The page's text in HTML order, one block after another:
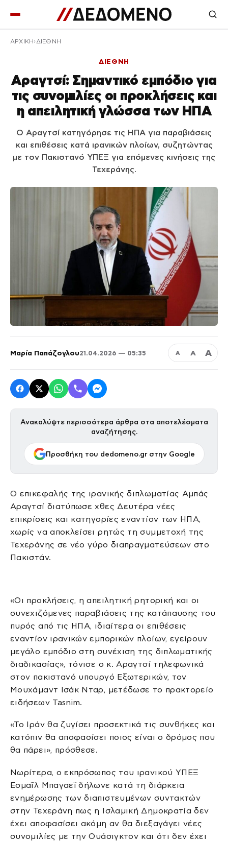
ΑΡΧΙΚΉ ΔΙΕΘΝΗ
ΔΙΕΘΝΗ
Αραγτσί: Σημαντικό εμπόδιο για
τις συνομιλίες οι προκλήσεις και
η απειλητική γλώσσα των ΗΠΑ
Ο Αραγτσί κατηγόρησε τις ΗΠΑ για παραβιάσεις
και επιθέσεις κατά ιρανικών πλοίων, συζητώντας
με τον Πακιστανό ΥΠΕΞ για επόμενες κινήσεις της
Τεχεράνης.
Μαρία Παπάζογλου21.04.2026 — 05:35 Α Α Α
Ανακαλύψτε περισσότερα άρθρα στα αποτελέσματα
αναζήτησης.
Προσθήκη του dedomeno.gr στην Google
Ο επικεφαλής της ιρανικής διπλωματίας Αμπάς
Αραγτσί διατύπωσε χθες Δευτέρα νέες
επικρίσεις και κατηγορίες εναντίον των ΗΠΑ,
χωρίς να αποκλείσει ρητώς τη συμμετοχή της
Τεχεράνης σε νέο γύρο διαπραγματεύσεων στο
Πακιστάν.
«Οι προκλήσεις, η απειλητική ρητορική και οι
συνεχιζόμενες παραβιάσεις της κατάπαυσης του
πυρός από τις ΗΠΑ, ιδιαίτερα οι επιθέσεις
εναντίον ιρανικών εμπορικών πλοίων, εγείρουν
μεγάλο εμπόδιο στη συνέχιση της διπλωματικής
διαδικασίας», τόνισε ο κ. Αραγτσί τηλεφωνικά
στον πακιστανό υπουργό Εξωτερικών, τον
Μουχάμαντ Ισάκ Νταρ, μετέδωσε το πρακτορείο
ειδήσεων Tasnim.
«Το Ιράν θα ζυγίσει προσεκτικά τις συνθήκες και
κατόπιν θα αποφασίσει ποιος είναι ο δρόμος που
θα πάρει», πρόσθεσε.
Νωρίτερα, ο εκπρόσωπος του ιρανικού ΥΠΕΞ
Εσμαΐλ Μπαγαεΐ δήλωνε κατά τη διάρκεια
ενημέρωσης των διαπιστευμένων συντακτών
στην Τεχεράνη πως η Ισλαμική Δημοκρατία δεν
έχει αποφασίσει ακόμη αν θα διεξαγάγει νέες
συνομιλίες με την Ουάσιγκτον και ότι δεν έχει